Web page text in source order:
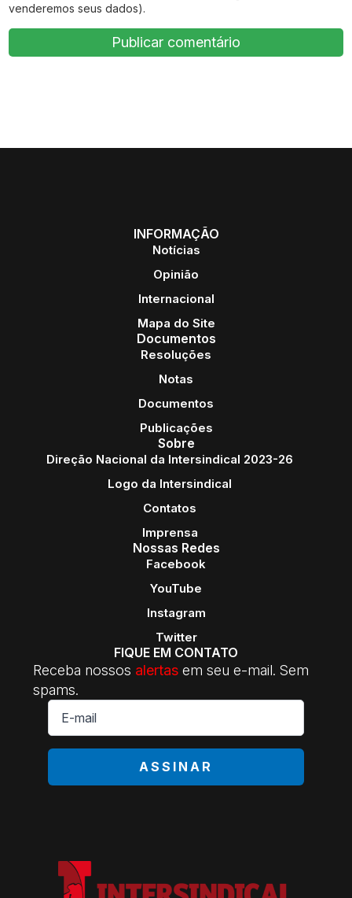
venderemos seus dados).
INFORMAÇÃO
Notícias
Opinião
Internacional
Mapa do Site
Documentos
Resoluções
Notas
Documentos
Publicações
Sobre
Direção Nacional da Intersindical 2023-26
Logo da Intersindical
Contatos
Imprensa
Nossas Redes
Facebook
YouTube
Instagram
Twitter
FIQUE EM CONTATO
Receba nossos alertas em seu e-mail. Sem
spams.
E-
mail
ASSINAR